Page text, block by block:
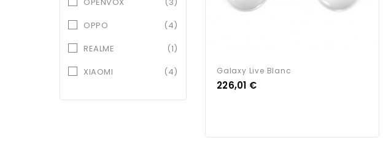
OPPO
(4)
REALME
(1)
XIAOMI
(4) Galaxy Live Blanc
Prix
226,01 €